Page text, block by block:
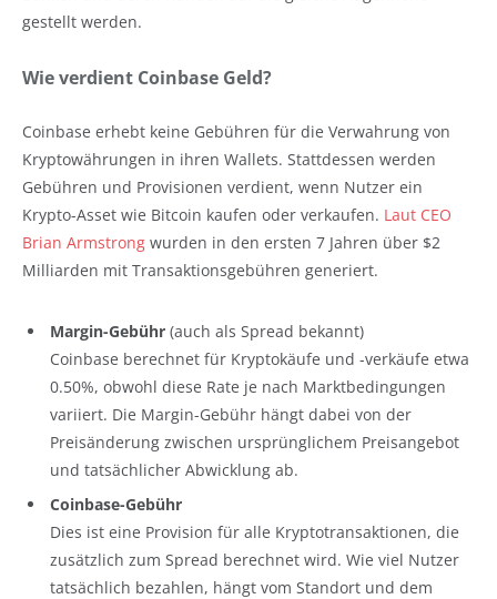
gestellt werden.
Wie verdient Coinbase Geld?
Coinbase erhebt keine Gebühren für die Verwahrung von
Kryptowährungen in ihren Wallets. Stattdessen werden
Gebühren und Provisionen verdient, wenn Nutzer ein
Krypto-Asset wie Bitcoin kaufen oder verkaufen. Laut CEO
Brian Armstrong wurden in den ersten 7 Jahren über $2
Milliarden mit Transaktionsgebühren generiert.
Margin-Gebühr (auch als Spread bekannt)
Coinbase berechnet für Kryptokäufe und -verkäufe etwa
0.50%, obwohl diese Rate je nach Marktbedingungen
variiert. Die Margin-Gebühr hängt dabei von der
Preisänderung zwischen ursprünglichem Preisangebot
und tatsächlicher Abwicklung ab.
Coinbase-Gebühr
Dies ist eine Provision für alle Kryptotransaktionen, die
zusätzlich zum Spread berechnet wird. Wie viel Nutzer
tatsächlich bezahlen, hängt vom Standort und dem